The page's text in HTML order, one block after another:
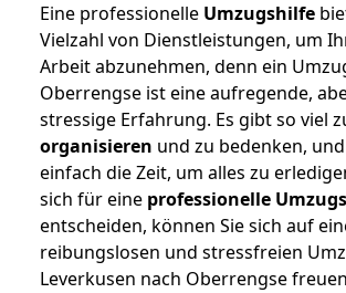
Eine professionelle Umzugshilfe
Vielzahl von Dienstleistungen, um
Arbeit abzunehmen, denn ein
Oberrengse ist eine aufregende,
stressige Erfahrung. Es gibt so viel
organisieren und zu bedenken,
einfach die Zeit, um alles zu
sich für eine professionelle
entscheiden, können Sie sich auf
reibungslosen und stressfreien
Leverkusen nach Oberrengse